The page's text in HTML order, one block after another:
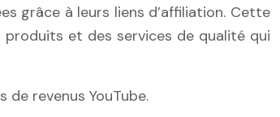
grâce à leurs liens d’affiliation. Cette
et des services de qualité qui
revenus YouTube.